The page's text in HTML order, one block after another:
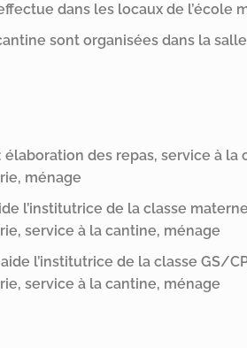
dans les locaux de
sont organisées dans la
élaboration des repas, service à la
ménage
l’institutrice de la classe
service à la cantine, ménage
l’institutrice de la classe GS/
service à la cantine, ménage